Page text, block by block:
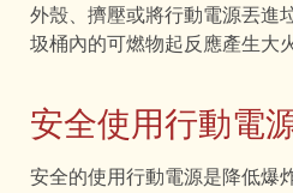
外殼、擠壓或將行動電源丟進
圾桶內的可燃物起反應產生大火
安全使用行動電
安全的使用行動電源是降低爆